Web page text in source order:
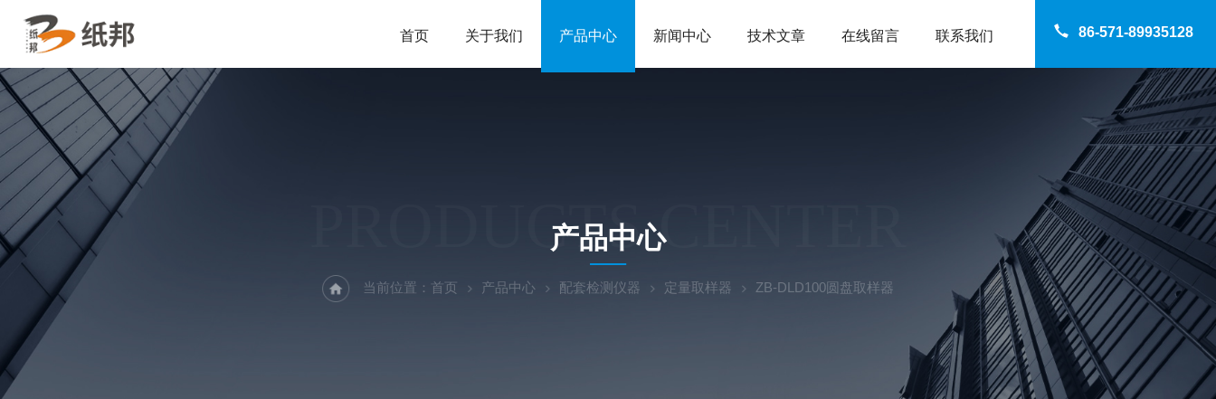
86-571-89935128
首页 关于我们 产品中心 新闻中心 技术文章 在线留言 联系我们
PRODUCTS CENTER
产品中心
当前位置： 首页 产品中心 配套检测仪器 定量取样器 ZB-DLD100圆盘取样器